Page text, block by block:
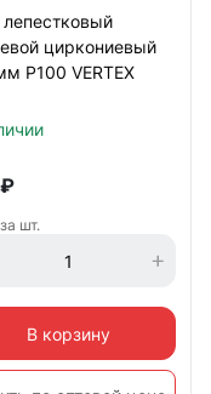
лепестковый
циркониевый
Р100 VERTEX
₽
шт.
В корзину